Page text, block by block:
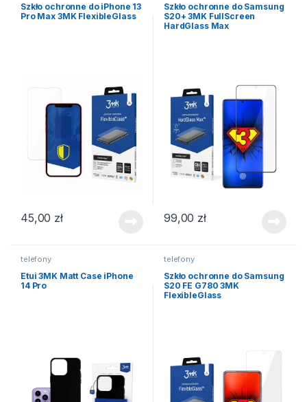
Szkło ochronne do iPhone 13
Pro Max 3MK FlexibleGlass
45,00 zł
Szkło ochronne do Samsung
S20+ 3MK FullScreen
HardGlass Max
99,00 zł
telefony
Etui 3MK Matt Case iPhone
14 Pro
telefony
Szkło ochronne do Samsung
S20 FE G780 3MK
FlexibleGlass